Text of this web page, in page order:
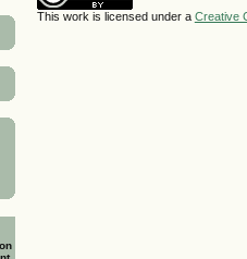
This work is licensed under a Creative